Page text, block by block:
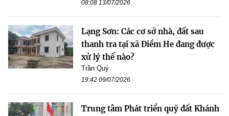
08:08 13/07/2026
Lạng Sơn: Các cơ sở nhà, đất sau
thanh tra tại xã Điềm He đang được
xử lý thế nào?
Trần Quý
19:42 09/07/2026
Trung tâm Phát triển quỹ đất Khánh